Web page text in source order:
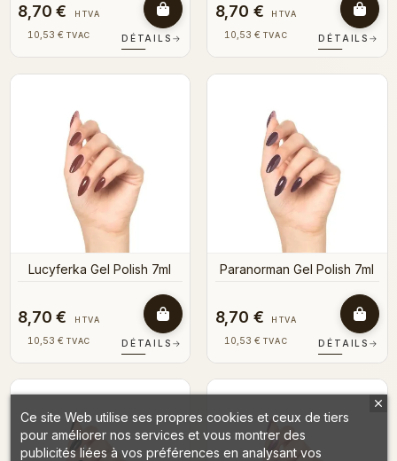
8,70 € HTVA
10,53 € TVAC DÉTAILS →
8,70 € HTVA
10,53 € TVAC DÉTAILS →
Lucyferka Gel Polish 7ml
8,70 € HTVA
10,53 € TVAC DÉTAILS →
Paranorman Gel Polish 7ml
8,70 € HTVA
10,53 € TVAC DÉTAILS →
Ce site Web utilise ses propres cookies et ceux de tiers
pour améliorer nos services et vous montrer des
publicités liées à vos préférences en analysant vos